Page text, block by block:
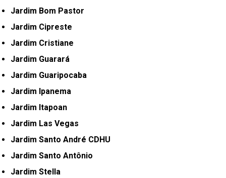
Jardim Bom Pastor
Jardim Cipreste
Jardim Cristiane
Jardim Guarará
Jardim Guaripocaba
Jardim Ipanema
Jardim Itapoan
Jardim Las Vegas
Jardim Santo André CDHU
Jardim Santo Antônio
Jardim Stella